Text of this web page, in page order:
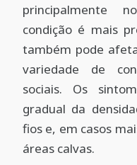
principalmente
condição é mais
também pode
variedade de
sociais. Os
gradual da
fios e, em casos
áreas calvas.